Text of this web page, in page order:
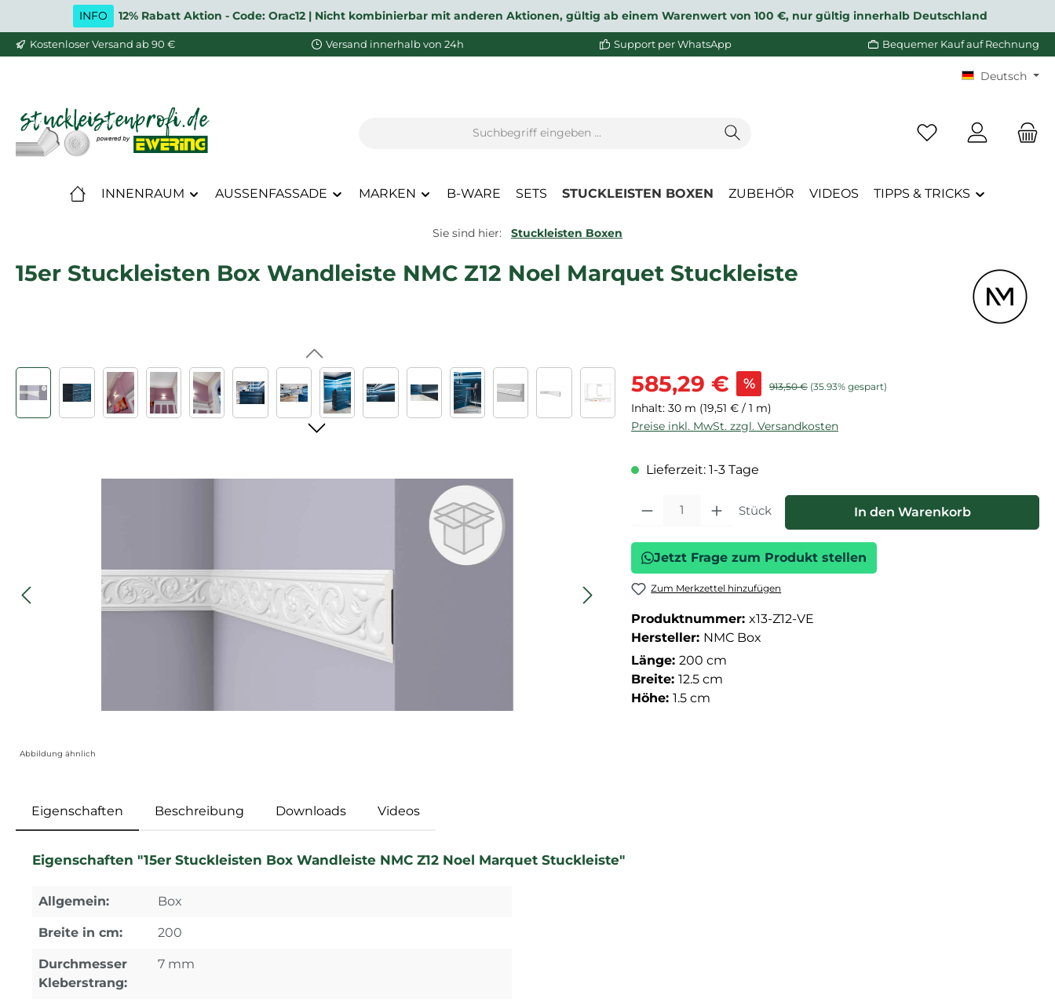
Hauptinhalt springen
Zur Suche springen
Zur Hauptnavigation springen
INFO 12% Rabatt Aktion - Code: Orac12 | Nicht kombinierbar mit anderen Aktionen, gültig ab einem Warenwert von 100 €, nur gültig innerhalb Deutschland
Kostenloser Versand ab 90 € Versand innerhalb von 24h Support per WhatsApp Bequemer Kauf auf Rechnung
Deutsch
Du hast 0 Produkte
INNENRAUM AUSSENFASSADE MARKEN B-WARE SETS STUCKLEISTEN BOXEN ZUBEHÖR VIDEOS TIPPS & TRICKS
Sie sind hier: Stuckleisten Boxen
15er Stuckleisten Box Wandleiste NMC Z12 Noel Marquet Stuckleiste
Bildergalerie überspringen
Abbildung ähnlich
Verkaufspreis:
585,29 € % Regulärer Preis:
913,50 € (35.93% gespart)
Inhalt: 30 m (19,51 € / 1 m)
Preise inkl. MwSt. zzgl. Versandkosten
Lieferzeit: 1-3 Tage
Produkt Anzahl: Gib den gewünschten Wert ein oder benutze die
Stück In den Warenkorb
Jetzt Frage zum Produkt stellen
Zum Merkzettel hinzufügen
Produktnummer: x13-Z12-VE
Hersteller: NMC Box
Länge: 200 cm
Breite: 12.5 cm
Höhe: 1.5 cm
Eigenschaften Beschreibung Downloads Videos
Eigenschaften "15er Stuckleisten Box Wandleiste NMC Z12 Noel Marquet Stuckleiste"
Allgemein: Box
Breite in cm: 200
Durchmesser
Kleberstrang:
7 mm